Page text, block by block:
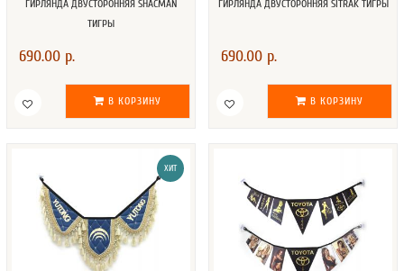
ГИРЛЯНДА ДВУСТОРОННЯЯ SHACMAN
ТИГРЫ
690.00 р.
В КОРЗИНУ
ГИРЛЯНДА ДВУСТОРОННЯЯ SITRAK ТИГРЫ
690.00 р.
В КОРЗИНУ
ХИТ